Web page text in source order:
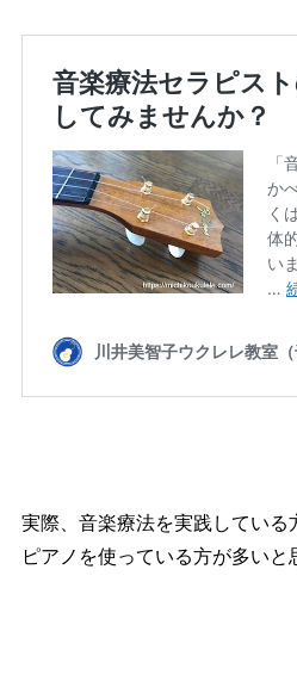
実際、音楽療法を実践している
ピアノを使っている方が多いと